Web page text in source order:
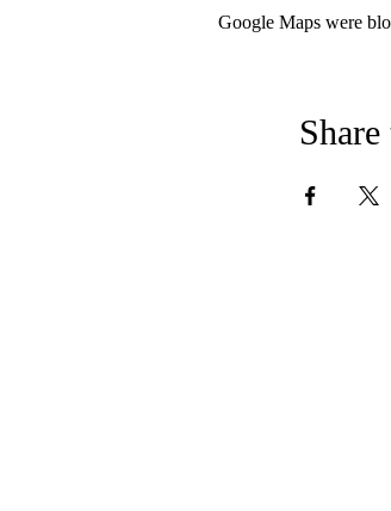
Google Maps were